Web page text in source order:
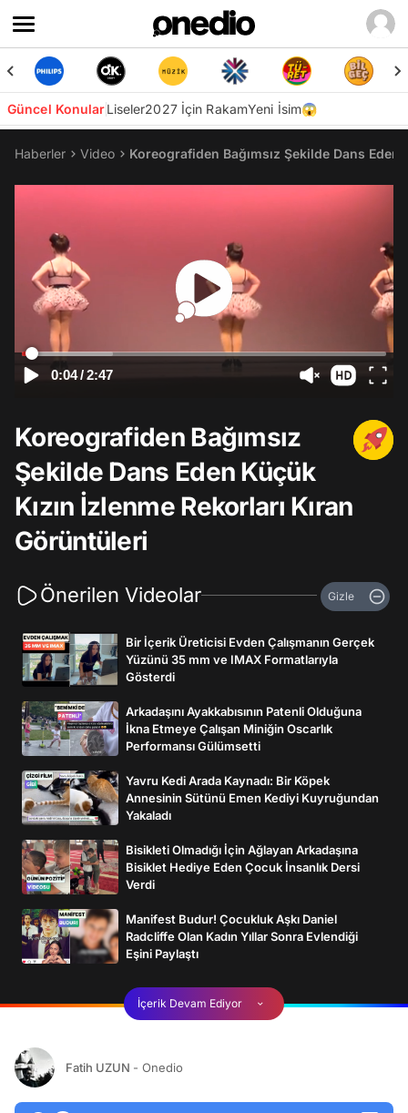
Güncel KonularLiseler2027 İçin RakamYeni İsim😱
Haberler Video Koreografiden Bağımsız Şekilde Dans
0:04/2:47
Koreografiden Bağımsız
Şekilde Dans Eden Küçük
Kızın İzlenme Rekorları Kıran
Görüntüleri
Önerilen Videolar Gizle
Bir İçerik Üreticisi Evden Çalışmanın Gerçek
Yüzünü 35 mm ve IMAX Formatlarıyla
Gösterdi
Arkadaşını Ayakkabısının Patenli Olduğuna
İkna Etmeye Çalışan Miniğin Oscarlık
Performansı Gülümsetti
Yavru Kedi Arada Kaynadı: Bir Köpek
Annesinin Sütünü Emen Kediyi Kuyruğundan
Yakaladı
Bisikleti Olmadığı İçin Ağlayan Arkadaşına
Bisiklet Hediye Eden Çocuk İnsanlık Dersi
Verdi
Manifest Budur! Çocukluk Aşkı Daniel
Radcliffe Olan Kadın Yıllar Sonra Evlendiği
Eşini Paylaştı
İçerik Devam Ediyor
Fatih UZUN - Onedio